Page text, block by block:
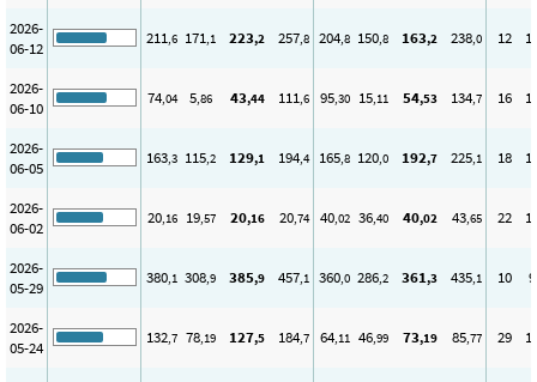
2026-
06-12
211,6 171,1 223,2 257,8 204,8 150,8 163,2 238,0 12
2026-
06-10
74,04 5,86 43,44 111,6 95,30 15,11 54,53 134,7 16
2026-
06-05
163,3 115,2 129,1 194,4 165,8 120,0 192,7 225,1 18
2026-
06-02
20,16 19,57 20,16 20,74 40,02 36,40 40,02 43,65 22
2026-
05-29
380,1 308,9 385,9 457,1 360,0 286,2 361,3 435,1 10 9
2026-
05-24
132,7 78,19 127,5 184,7 64,11 46,99 73,19 85,77 29